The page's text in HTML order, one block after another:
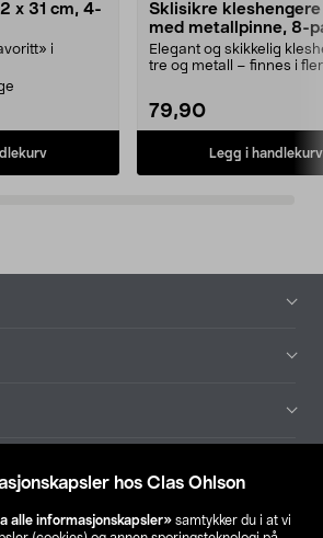
hos Clas Ohlson
alle informasjonskapsler» samtykker du i at vi
x 31 cm, 4-
i
Sklisikre
med metallpinne, 8-
Elegant og skikkelig
tre og metall – finnes i
79,90
Legg i handlekurv